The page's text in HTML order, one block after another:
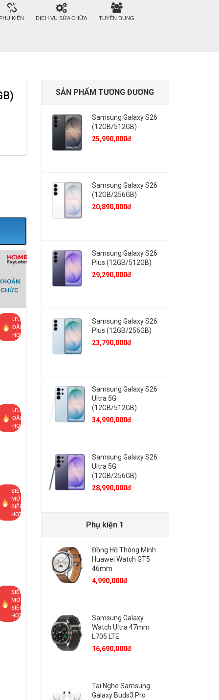
KIỆN DỊCH VỤ SỬA CHỮA TUYỂN DỤNG
ƯU
ĐÃI
HOT
ƯU
ĐÃI
HOT
SIÊU
MỚI,
SIÊU
HOT
SIÊU
MỚI,
SIÊU
HOT
SẢN PHẨM TƯƠNG ĐƯƠNG
Samsung Galaxy S26
(12GB/512GB)
25,990,000đ
Samsung Galaxy S26
(12GB/256GB)
20,890,000đ
Samsung Galaxy S26
Plus (12GB/512GB)
29,290,000đ
Samsung Galaxy S26
Plus (12GB/256GB)
23,790,000đ
Samsung Galaxy S26
Ultra 5G
(12GB/512GB)
34,990,000đ
Samsung Galaxy S26
Ultra 5G
(12GB/256GB)
28,990,000đ
Phụ kiện 1
Đồng Hồ Thông Minh
Huawei Watch GT5
46mm
4,990,000đ
Samsung Galaxy
Watch Ultra 47mm
L705 LTE
16,690,000đ
Tai Nghe Samsung
Galaxy Buds3 Pro